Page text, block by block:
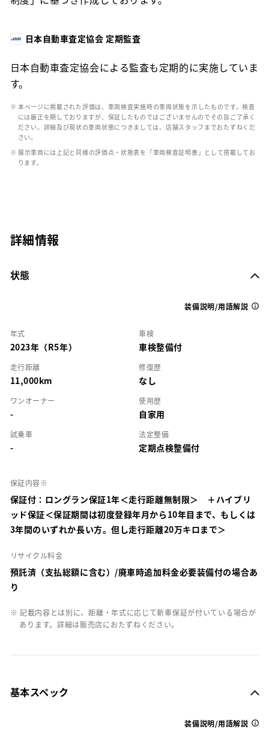
日本自動車査定協会 定期監査
日本自動車査定協会による監査も定期的に実施していま
す。
※ 本ページに掲載された評価は、車両検査実施時の車両状態を示したものです。検査
には厳正を期しておりますが、保証したものではございませんのでその旨ご了承く
ださい。詳細及び現状の車両状態につきましては、店舗スタッフまでおたずねくだ
さい。
※ 展示車両には上記と同様の評価点・状態表を「車両検査証明書」として搭載してお
ります。
詳細情報
状態
装備説明/用語解説
年式
2023年（R5年）
車検
車検整備付
走行距離
11,000km
修復歴
なし
ワンオーナー
-
使用歴
自家用
試乗車
-
法定整備
定期点検整備付
保証内容※
保証付：ロングラン保証1年＜走行距離無制限＞ ＋ハイブリ
ッド保証＜保証期間は初度登録年月から10年目まで、もしくは
3年間のいずれか長い方。但し走行距離20万キロまで＞
リサイクル料金
預託済（支払総額に含む）/廃車時追加料金必要装備付の場合あ
り
※ 記載内容とは別に、距離・年式に応じて新車保証が付いている場合が
あります。詳細は販売店におたずねください。
基本スペック
装備説明/用語解説